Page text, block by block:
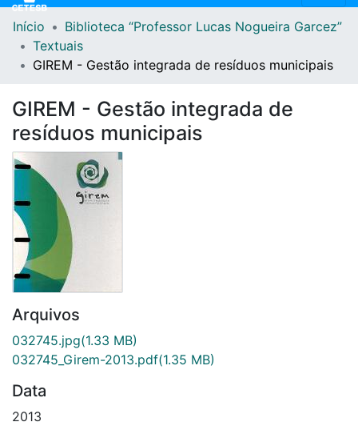
Home
Doações/Aquisições
Fale Conosco
Início
Biblioteca “Professor Lucas Nogueira Garcez”
Textuais
GIREM - Gestão integrada de resíduos municipais
GIREM - Gestão integrada de
resíduos municipais
Arquivos
032745.jpg(1.33 MB)
032745_Girem-2013.pdf(1.35 MB)
Data
2013